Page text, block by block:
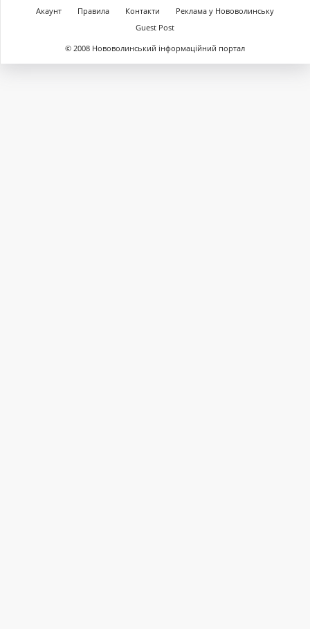
Акаунт Правила Контакти
Реклама у Нововолинську
Guest Post
© 2008 Нововолинський інформаційний портал